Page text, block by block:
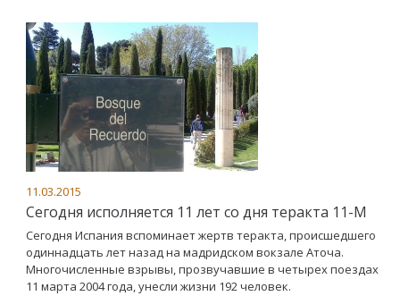
11.03.2015
Сегодня исполняется 11 лет со дня теракта 11-М
Сегодня Испания вспоминает жертв теракта, происшедшего
одиннадцать лет назад на мадридском вокзале Аточа.
Многочисленные взрывы, прозвучавшие в четырех поездах
11 марта 2004 года, унесли жизни 192 человек.